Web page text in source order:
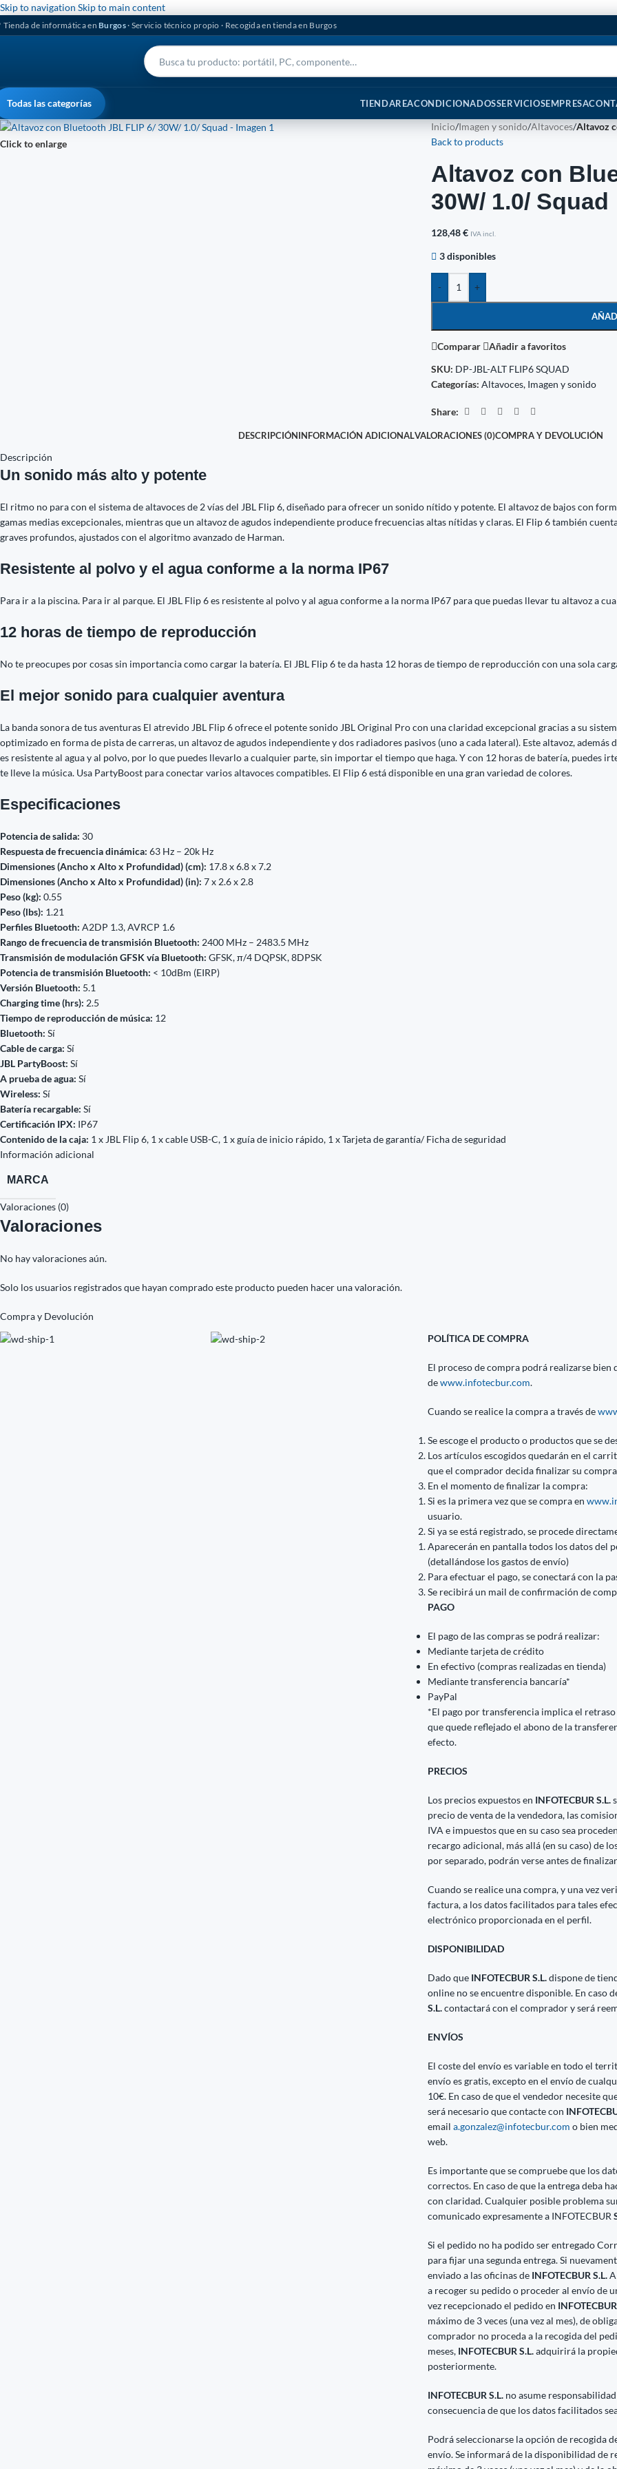
Skip to navigation Skip to main content
Tienda de informática en Burgos· Servicio técnico propio · Recogida en tienda en Burgos
Todas las categorías TIENDAREACONDICIONADOSSERVICIOSEMPRESA
Click to enlarge
Inicio/Imagen y sonido/Altavoces/Altavoz
Back to products
Altavoz con
30W/ 1.0/ Squad
128,48€ IVA incl.
3 disponibles
- +
Comparar
Añadir a favoritos
SKU: DP-JBL-ALT FLIP6 SQUAD
Categorías: Altavoces, Imagen y sonido
Share:
DESCRIPCIÓNINFORMACIÓN ADICIONALVALORACIONES (0)COMPRA Y DEVOLUCIÓN
Descripción
Un sonido más alto y potente
El ritmo no para con el sistema de altavoces de 2 vías del JBL Flip 6, diseñado para ofrecer un sonido nítido y potente. El altavoz de bajos con
gamas medias excepcionales, mientras que un altavoz de agudos independiente produce frecuencias altas nítidas y claras. El Flip 6 también
graves profundos, ajustados con el algoritmo avanzado de Harman.
Resistente al polvo y el agua conforme a la norma IP67
Para ir a la piscina. Para ir al parque. El JBL Flip 6 es resistente al polvo y al agua conforme a la norma IP67 para que puedas llevar tu altavoz a
12 horas de tiempo de reproducción
No te preocupes por cosas sin importancia como cargar la batería. El JBL Flip 6 te da hasta 12 horas de tiempo de reproducción con una sola
El mejor sonido para cualquier aventura
La banda sonora de tus aventuras El atrevido JBL Flip 6 ofrece el potente sonido JBL Original Pro con una claridad excepcional gracias a su
optimizado en forma de pista de carreras, un altavoz de agudos independiente y dos radiadores pasivos (uno a cada lateral). Este altavoz,
es resistente al agua y al polvo, por lo que puedes llevarlo a cualquier parte, sin importar el tiempo que haga. Y con 12 horas de batería, puedes
te lleve la música. Usa PartyBoost para conectar varios altavoces compatibles. El Flip 6 está disponible en una gran variedad de colores.
Especificaciones
Potencia de salida: 30
Respuesta de frecuencia dinámica: 63 Hz – 20k Hz
Dimensiones (Ancho x Alto x Profundidad) (cm): 17.8 x 6.8 x 7.2
Dimensiones (Ancho x Alto x Profundidad) (in): 7 x 2.6 x 2.8
Peso (kg): 0.55
Peso (lbs): 1.21
Perfiles Bluetooth: A2DP 1.3, AVRCP 1.6
Rango de frecuencia de transmisión Bluetooth: 2400 MHz – 2483.5 MHz
Transmisión de modulación GFSK vía Bluetooth: GFSK, π/4 DQPSK, 8DPSK
Potencia de transmisión Bluetooth: < 10dBm (EIRP)
Versión Bluetooth: 5.1
Charging time (hrs): 2.5
Tiempo de reproducción de música: 12
Bluetooth: Sí
Cable de carga: Sí
JBL PartyBoost: Sí
A prueba de agua: Sí
Wireless: Sí
Batería recargable: Sí
Certificación IPX: IP67
Contenido de la caja: 1 x JBL Flip 6, 1 x cable USB-C, 1 x guía de inicio rápido, 1 x Tarjeta de garantía/ Ficha de seguridad
Información adicional
MARCA
Valoraciones (0)
Valoraciones
No hay valoraciones aún.
Solo los usuarios registrados que hayan comprado este producto pueden hacer una valoración.
Compra y Devolución
POLÍTICA DE COMPRA
El proceso de compra podrá realizarse
dewww.infotecbur.com.
Cuando se realice la compra a través de
Se escoge el producto o productos que se
Los artículos escogidos quedarán en el
que el comprador decida finalizar su
En el momento de finalizar la compra:
Si es la primera vez que se compra en
usuario.
Si ya se está registrado, se procede
Aparecerán en pantalla todos los datos del
(detallándose los gastos de envío)
Para efectuar el pago, se conectará con la
Se recibirá un mail de confirmación de
PAGO
El pago de las compras se podrá realizar:
Mediante tarjeta de crédito
En efectivo (compras realizadas en tienda)
Mediante transferencia bancaría*
PayPal
*El pago por transferencia implica el
que quede reflejado el abono de la
efecto.
PRECIOS
Los precios expuestos en INFOTECBUR S.L.
precio de venta de la vendedora, las
IVA e impuestos que en su caso sea
recargo adicional, más allá (en su caso) de
por separado, podrán verse antes de
Cuando se realice una compra, y una vez
factura, a los datos facilitados para tales
electrónico proporcionada en el perfil.
DISPONIBILIDAD
Dado que INFOTECBUR S.L.dispone de
online no se encuentre disponible. En caso
S.L.contactará con el comprador y será
ENVÍOS
El coste del envío es variable en todo el
envío es gratis, excepto en el envío de
10€. En caso de que el vendedor necesite
será necesario que contacte con
email a.gonzalez@infotecbur.com o bien
web.
Es importante que se compruebe que los
correctos. En caso de que la entrega deba
con claridad. Cualquier posible problema
comunicado expresamente a INFOTECBUR
Si el pedido no ha podido ser entregado
para fijar una segunda entrega. Si
enviado a las oficinas de INFOTECBUR S.L.
a recoger su pedido o proceder al envío de
vez recepcionado el pedido en
máximo de 3 veces (una vez al mes), de
comprador no proceda a la recogida del
meses, INFOTECBUR S.L.adquirirá la
posteriormente.
INFOTECBUR S.L. no asume
consecuencia de que los datos facilitados
Podrá seleccionarse la opción de recogida
envío. Se informará de la disponibilidad de